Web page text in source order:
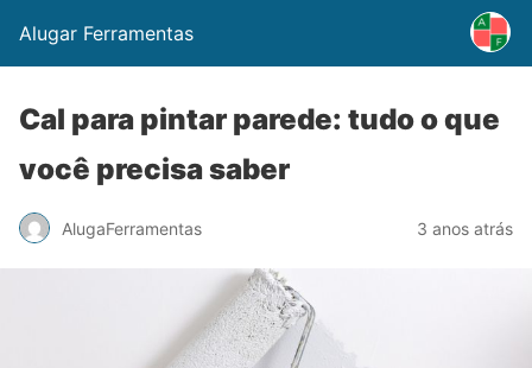
Alugar Ferramentas
Cal para pintar parede: tudo o que
você precisa saber
AlugaFerramentas 3 anos atrás